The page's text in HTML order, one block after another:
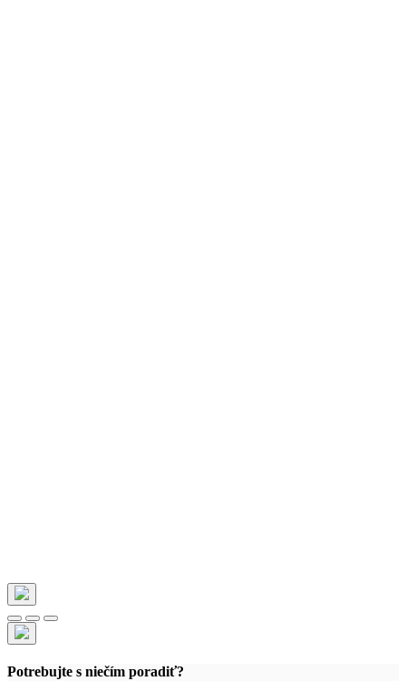
Potrebujte s niečím poradiť?